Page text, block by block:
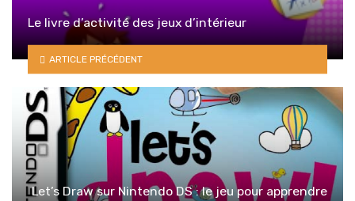
Le livre d’activité des jeux d’intérieur
ARTICLE PRÉCÉDENT
Let’s Draw sur Nintendo DS : le jeu pour apprendre